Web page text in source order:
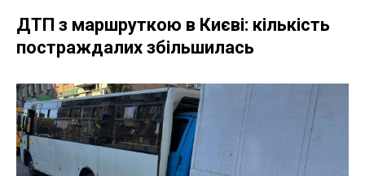
ДТП з маршруткою в Києві: кількість
постраждалих збільшилась